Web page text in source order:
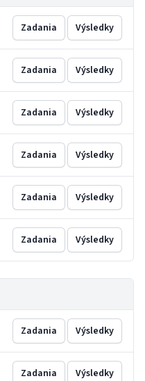
Zadania Výsledky
Zadania Výsledky
Zadania Výsledky
Zadania Výsledky
Zadania Výsledky
Zadania Výsledky
Zadania Výsledky
Zadania Výsledky